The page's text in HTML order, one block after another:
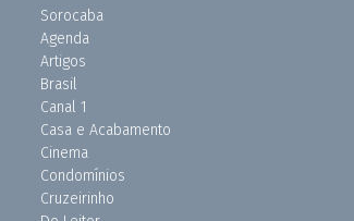
Sorocaba
Agenda
Artigos
Brasil
Canal 1
Casa e Acabamento
Cinema
Condomínios
Cruzeirinho